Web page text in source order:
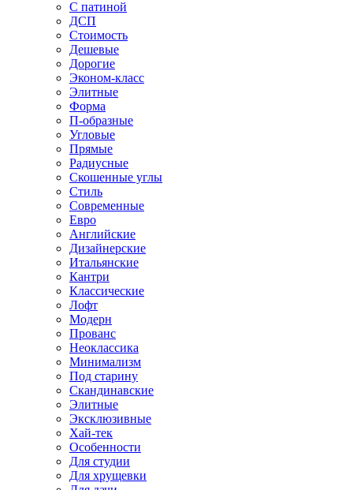
С патиной
ДСП
Стоимость
Дешевые
Дорогие
Эконом-класс
Элитные
Форма
П-образные
Угловые
Прямые
Радиусные
Скошенные углы
Стиль
Современные
Евро
Английские
Дизайнерские
Итальянские
Кантри
Классические
Лофт
Модерн
Прованс
Неоклассика
Минимализм
Под старину
Скандинавские
Элитные
Эксклюзивные
Хай-тек
Особенности
Для студии
Для хрущевки